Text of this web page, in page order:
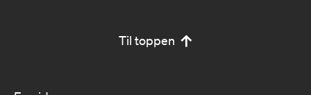
Til toppen